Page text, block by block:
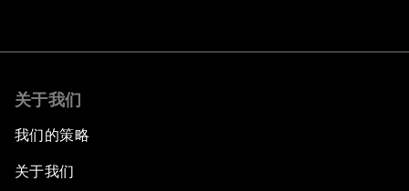
关于我们
我们的策略
关于我们